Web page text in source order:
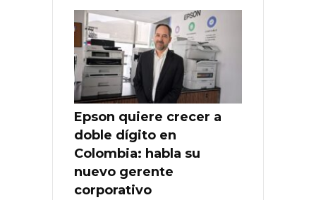
Epson quiere crecer a
doble dígito en
Colombia: habla su
nuevo gerente
corporativo